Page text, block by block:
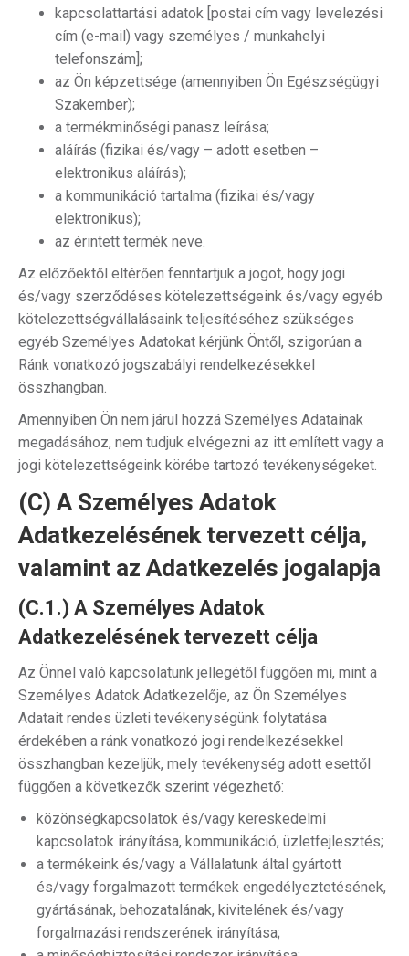
kapcsolattartási adatok [postai cím vagy levelezési
cím (e-mail) vagy személyes / munkahelyi
telefonszám];
az Ön képzettsége (amennyiben Ön Egészségügyi
Szakember);
a termékminőségi panasz leírása;
aláírás (fizikai és/vagy – adott esetben –
elektronikus aláírás);
a kommunikáció tartalma (fizikai és/vagy
elektronikus);
az érintett termék neve.
Az előzőektől eltérően fenntartjuk a jogot, hogy jogi
és/vagy szerződéses kötelezettségeink és/vagy egyéb
kötelezettségvállalásaink teljesítéséhez szükséges
egyéb Személyes Adatokat kérjünk Öntől, szigorúan a
Ránk vonatkozó jogszabályi rendelkezésekkel
összhangban.
Amennyiben Ön nem járul hozzá Személyes Adatainak
megadásához, nem tudjuk elvégezni az itt említett vagy a
jogi kötelezettségeink körébe tartozó tevékenységeket.
(C) A Személyes Adatok
Adatkezelésének tervezett célja,
valamint az Adatkezelés jogalapja
(C.1.) A Személyes Adatok
Adatkezelésének tervezett célja
Az Önnel való kapcsolatunk jellegétől függően mi, mint a
Személyes Adatok Adatkezelője, az Ön Személyes
Adatait rendes üzleti tevékenységünk folytatása
érdekében a ránk vonatkozó jogi rendelkezésekkel
összhangban kezeljük, mely tevékenység adott esettől
függően a következők szerint végezhető:
közönségkapcsolatok és/vagy kereskedelmi
kapcsolatok irányítása, kommunikáció, üzletfejlesztés;
a termékeink és/vagy a Vállalatunk által gyártott
és/vagy forgalmazott termékek engedélyeztetésének,
gyártásának, behozatalának, kivitelének és/vagy
forgalmazási rendszerének irányítása;